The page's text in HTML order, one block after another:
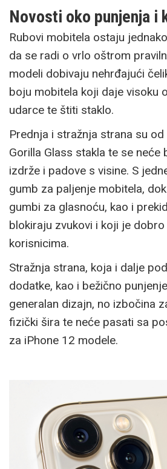
Novosti oko punjenja i
Rubovi mobitela ostaju
da se radi o vrlo oštrom
modeli dobivaju nehrđajući
boju mobitela koji daje visoku
udarce te štiti staklo.
Prednja i stražnja strana su
Gorilla Glass stakla te se neće
izdrže i padove s visine. S
gumb za paljenje mobitela,
gumbi za glasnoću, kao i
blokiraju zvukovi i koji je
korisnicima.
Stražnja strana, koja i dalje
dodatke, kao i bežično
generalan dizajn, no izbočina
fizički šira te neće pasati sa
za iPhone 12 modele.